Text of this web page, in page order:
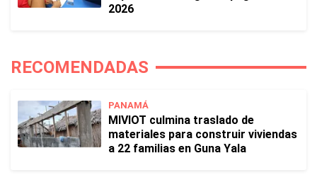
2026
RECOMENDADAS
PANAMÁ
MIVIOT culmina traslado de
materiales para construir viviendas
a 22 familias en Guna Yala